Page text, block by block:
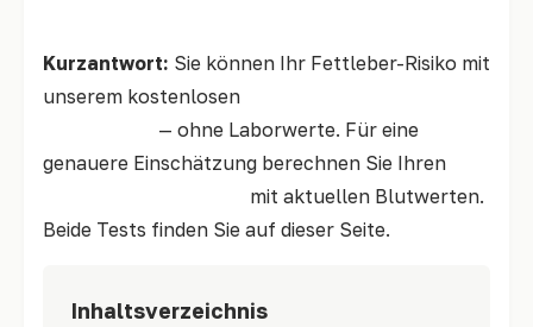
Kurzantwort: Sie können Ihr Fettleber-Risiko mit
unserem kostenlosen
— ohne Laborwerte. Für eine
genauere Einschätzung berechnen Sie Ihren
mit aktuellen Blutwerten.
Beide Tests finden Sie auf dieser Seite.
Inhaltsverzeichnis